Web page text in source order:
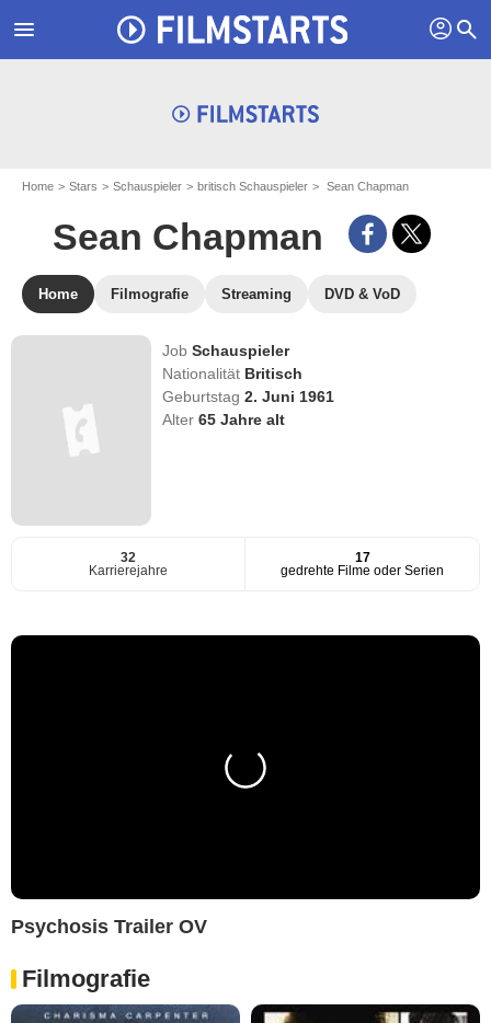
menu profil search
Home Stars Schauspieler britisch Schauspieler Sean Chapman
Sean Chapman
Home Filmografie Streaming DVD & VoD
JobSchauspieler
Nationalität Britisch
Geburtstag2. Juni 1961
Alter65 Jahre alt
32
Karrierejahre
17
gedrehte Filme oder Serien
Psychosis Trailer OV
Filmografie